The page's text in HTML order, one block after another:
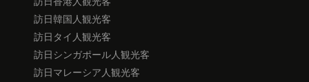
訪日韓国人観光客
訪日タイ人観光客
訪日シンガポール人観光客
訪日マレーシア人観光客